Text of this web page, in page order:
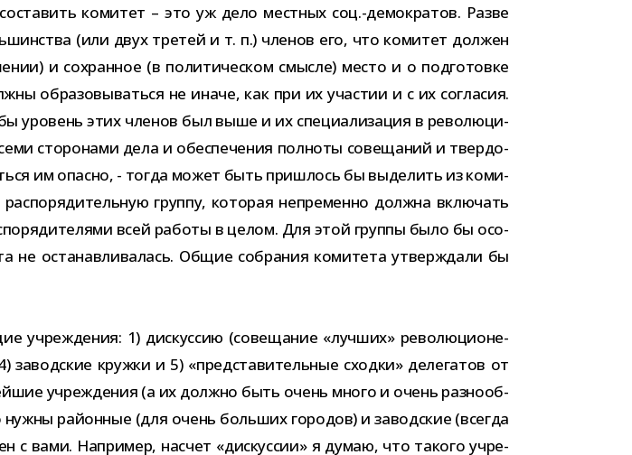
коми­тет – это уж дело мест­ных соц.-демократов. Разве
(или двух тре­тей и т. п.) чле­нов его, что коми­тет дол­жен
и сохран­ное (в поли­ти­че­ском смысле) место и о под­го­товке
обра­зо­вы­ваться не иначе, как при их уча­стии и с их согла­сия.
уро­вень этих чле­нов был выше и их спе­ци­а­ли­за­ция в рево­лю­ци­
сто­ро­нами дела и обес­пе­че­ния пол­ноты сове­ща­ний и твер­до­
им опасно, - тогда может быть при­шлось бы выде­лить из коми­
группу, кото­рая непре­менно должна вклю­чать
всей работы в целом. Для этой группы было бы осо­
не оста­нав­ли­ва­лась. Общие собра­ния коми­тета утвер­ждали бы
учре­жде­ния: 1) дис­кус­сию (сове­ща­ние «луч­ших» рево­лю­ци­о­не­
кружки и 5) «пред­ста­ви­тель­ные сходки» деле­га­тов от
учре­жде­ния (а их должно быть очень много и очень раз­но­об­
рай­он­ные (для очень боль­ших горо­дов) и завод­ские (все­гда
с вами. Например, насчет «дис­кус­сии» я думаю, что такого учре­